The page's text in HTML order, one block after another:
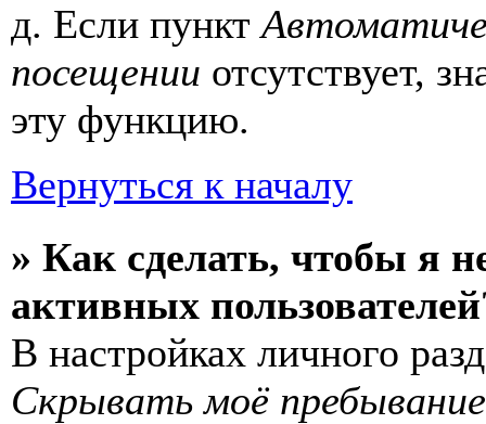
д. Если пункт
посещении отсутствует,
эту функцию.
Вернуться к началу
» Как сделать, чтобы я
активных
В настройках личного
Скрывать моё